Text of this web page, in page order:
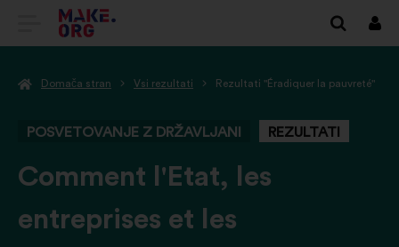
POJDI
DOMAČO
STRAN
MAKE.ORG
Domača stran Vsi rezultati Rezultati "Éradiquer la pauvreté"
POSVETOVANJE Z DRŽAVLJANI REZULTATI
-
Comment l'Etat, les
entreprises et les